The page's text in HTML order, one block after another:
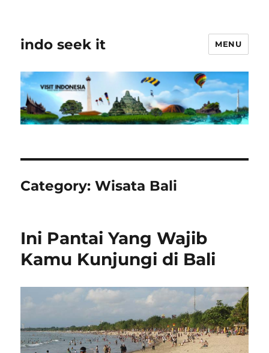
indo seek it MENU
Category:Wisata Bali
Ini Pantai Yang Wajib
Kamu Kunjungi di Bali